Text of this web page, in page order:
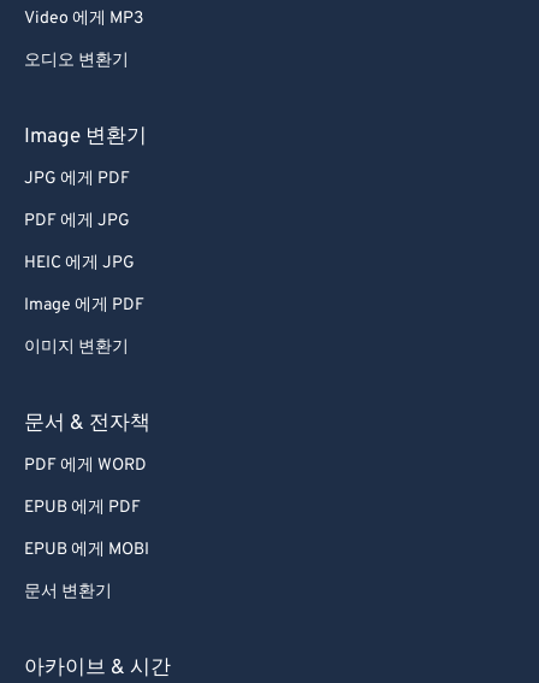
Video 에게 MP3
오디오 변환기
Image 변환기
JPG 에게 PDF
PDF 에게 JPG
HEIC 에게 JPG
Image 에게 PDF
이미지 변환기
문서 & 전자책
PDF 에게 WORD
EPUB 에게 PDF
EPUB 에게 MOBI
문서 변환기
아카이브 & 시간